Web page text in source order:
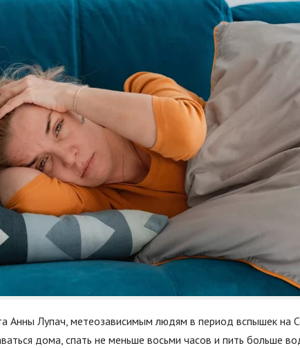
Анны Лупач, метеозависимым людям в период вспышек на
дома, спать не меньше восьми часов и пить больше